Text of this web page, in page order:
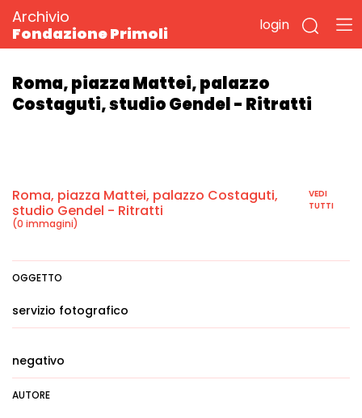
Archivio
Fondazione Primoli
login
Roma, piazza Mattei, palazzo
Costaguti, studio Gendel - Ritratti
Roma, piazza Mattei, palazzo Costaguti,
studio Gendel - Ritratti
(0 immagini)
VEDI
TUTTI
OGGETTO
servizio fotografico
negativo
AUTORE